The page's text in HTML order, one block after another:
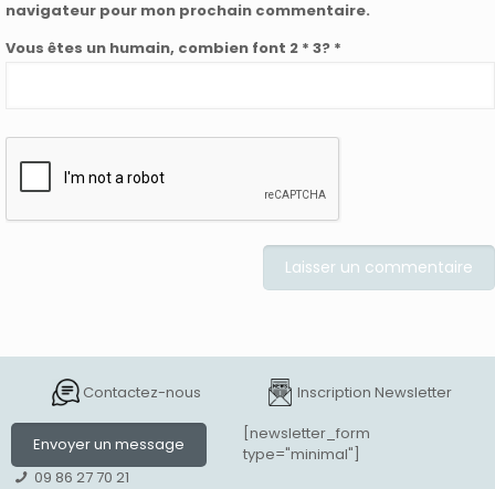
navigateur pour mon prochain commentaire.
Vous êtes un humain, combien font 2 * 3? *
Contactez-nous
Envoyer un message
09 86 27 70 21
Inscription Newsletter
[newsletter_form
type="minimal"]